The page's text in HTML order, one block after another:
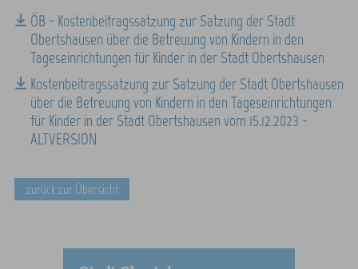
ÖB - Kostenbeitragssatzung zur Satzung der Stadt
Obertshausen über die Betreuung von Kindern in den
Tageseinrichtungen für Kinder in der Stadt Obertshausen
Kostenbeitragssatzung zur Satzung der Stadt Obertshausen
über die Betreuung von Kindern in den Tageseinrichtungen
für Kinder in der Stadt Obertshausen vom 15.12.2023 -
ALTVERSION
zurück zur Übersicht